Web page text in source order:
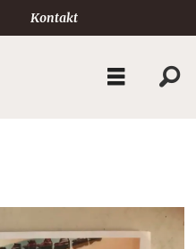
Kontakt